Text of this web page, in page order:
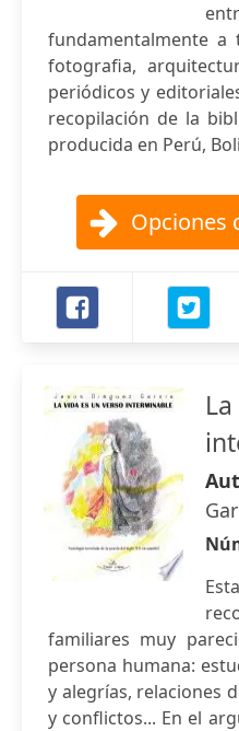
fundamentalmente a
fotografia,
periódicos y
recopilación de la
producida en Perú,
Opciones
familiares muy
persona humana:
y alegrías, relaciones
y conflictos... En el